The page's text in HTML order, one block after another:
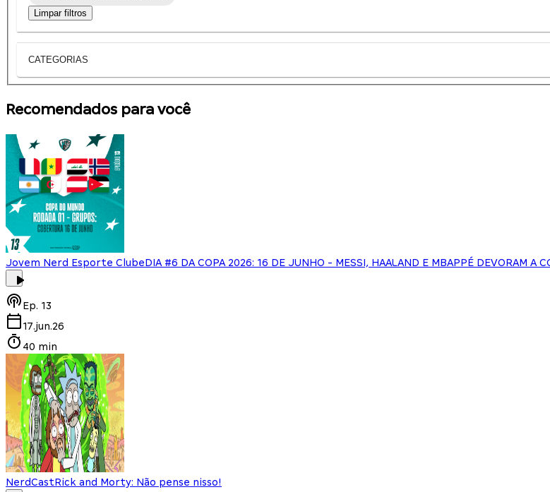
Limpar filtros
CATEGORIAS
Recomendados para você
Jovem Nerd Esporte ClubeDIA #6 DA COPA 2026: 16 DE JUNHO - MESSI, HAALAND E MBAPPÉ DEVORAM A
Ep. 13
17.jun.26
40 min
NerdCastRick and Morty: Não pense nisso!